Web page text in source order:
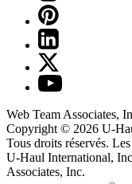
Web Team Associates,
Copyright © 2026 U-
Tous droits réservés.
U-Haul International,
Associates, Inc.